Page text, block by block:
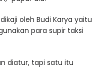
oleh Budi Karya yaitu
para supir taksi
diatur, tapi satu itu